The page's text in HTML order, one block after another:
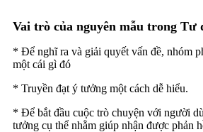
Vai trò của nguyên mẫu trong Tư
* Để nghĩ ra và giải quyết vấn đề, nhóm
một cái gì đó
* Truyền đạt ý tưởng một cách dễ hiểu.
* Để bắt đầu cuộc trò chuyện với người
tưởng cụ thể nhằm giúp nhận được phản